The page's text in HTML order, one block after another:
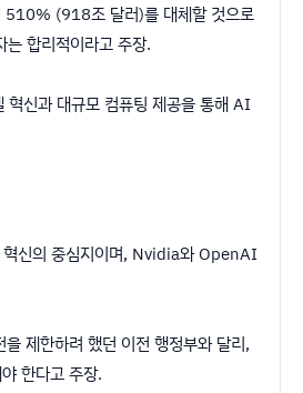
(918조 달러)를 대체할 것으로
합리적이라고 주장.
혁신과 대규모 컴퓨팅 제공을 통해 AI
신의 중심지이며, Nvidia와 OpenAI
제한하려 했던 이전 행정부와 달리,
한다고 주장.